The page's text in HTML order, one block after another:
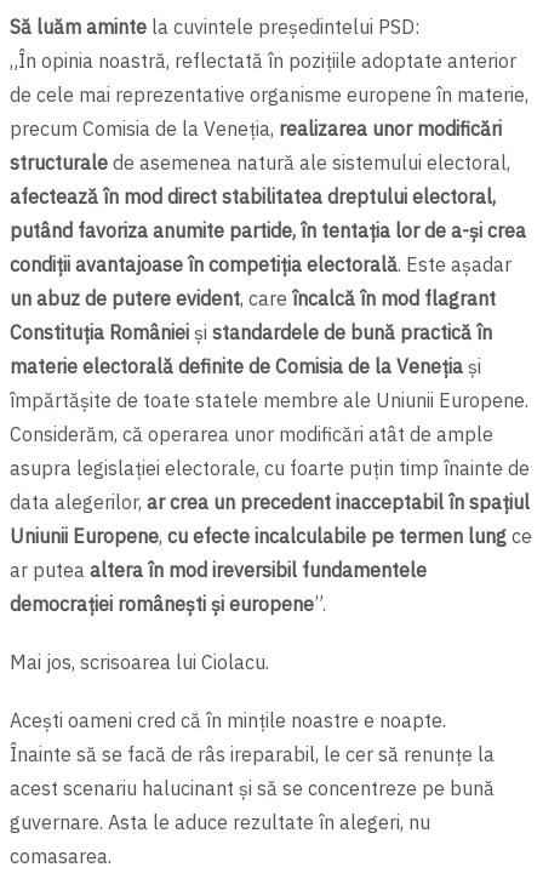
Să luăm aminte la cuvintele președintelui PSD:
„În opinia noastră, reflectată în pozițiile adoptate anterior
de cele mai reprezentative organisme europene în materie,
precum Comisia de la Veneția, realizarea unor modificări
structurale de asemenea natură ale sistemului electoral,
afectează în mod direct stabilitatea dreptului electoral,
putând favoriza anumite partide, în tentația lor de a-și crea
condiții avantajoase în competiția electorală. Este așadar
un abuz de putere evident, care încalcă în mod flagrant
Constituția României și standardele de bună practică în
materie electorală definite de Comisia de la Veneția și
împărtășite de toate statele membre ale Uniunii Europene.
Considerăm, că operarea unor modificări atât de ample
asupra legislației electorale, cu foarte puțin timp înainte de
data alegerilor, ar crea un precedent inacceptabil în spațiul
Uniunii Europene, cu efecte incalculabile pe termen lung ce
ar putea altera în mod ireversibil fundamentele
democrației românești și europene”.
Mai jos, scrisoarea lui Ciolacu.
Aceşti oameni cred că în mințile noastre e noapte.
Înainte să se facă de râs ireparabil, le cer să renunțe la
acest scenariu halucinant şi să se concentreze pe bună
guvernare. Asta le aduce rezultate în alegeri, nu
comasarea.